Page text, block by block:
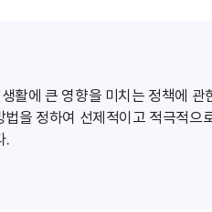
활에 큰 영향을 미치는 정책에
을 정하여 선제적이고 적극적으
.